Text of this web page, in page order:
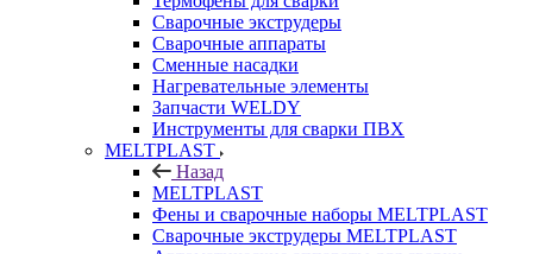
Сварочные экструдеры
Сварочные аппараты
Сменные насадки
Нагревательные элементы
Запчасти WELDY
Инструменты для сварки ПВХ
MELTPLAST
Назад
MELTPLAST
Фены и сварочные наборы MELTPLAST
Сварочные экструдеры MELTPLAST